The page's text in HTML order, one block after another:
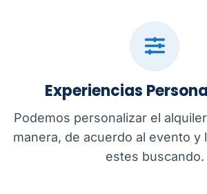
Experiencias
Podemos personalizar el
manera, de acuerdo al evento y
estes buscando.